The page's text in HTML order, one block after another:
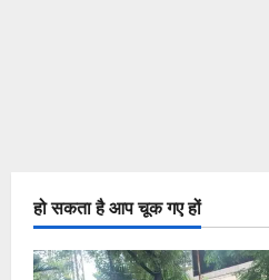
हो सकता है आप चूक गए हों